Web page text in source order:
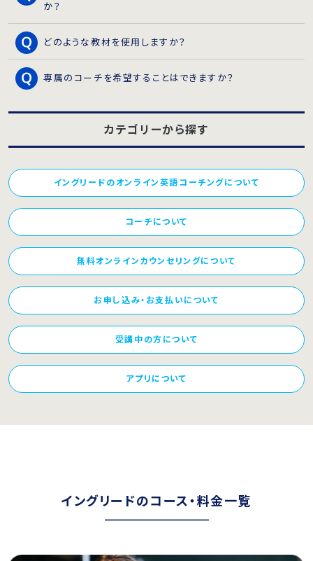
か？
どのような教材を使用しますか？
専属のコーチを希望することはできますか？
カテゴリーから探す
イングリードのオンライン英語コーチングについて
コーチについて
無料オンラインカウンセリングについて
お申し込み・お支払いについて
受講中の方について
アプリについて
イングリードのコース・料金一覧